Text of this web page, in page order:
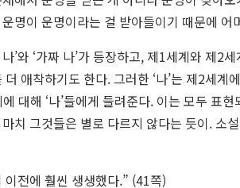
명이 운명이라는 걸 받아들이기 때문에
’와 ‘가짜 나’가 등장하고, 제1세계와 제2
더 애착하기도 한다. 그러한 ‘나’는 제2세
대해 ‘나’들에게 들려준다. 이는 모두 표
치 그것들은 별로 다르지 않다는 듯이.
이전에 훨씬 생생했다.” (41쪽)